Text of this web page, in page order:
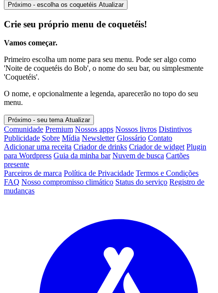
Próximo - escolha os coquetéis Atualizar
Crie seu próprio menu de coquetéis!
Vamos começar.
Primeiro escolha um nome para seu menu. Pode ser algo como
'Noite de coquetéis do Bob', o nome do seu bar, ou simplesmente
'Coquetéis'.
O nome, e opcionalmente a legenda, aparecerão no topo do seu
menu.
Próximo - seu tema Atualizar
Comunidade Premium Nossos apps Nossos livros Distintivos
Publicidade Sobre Mídia Newsletter Glossário Contato
Adicionar uma receita Criador de drinks Criador de widget Plugin
para Wordpress Guia da minha bar Nuvem de busca Cartões
presente
Parceiros de marca Política de Privacidade Termos e Condições
FAQ Nosso compromisso climático Status do serviço Registro de
mudanças